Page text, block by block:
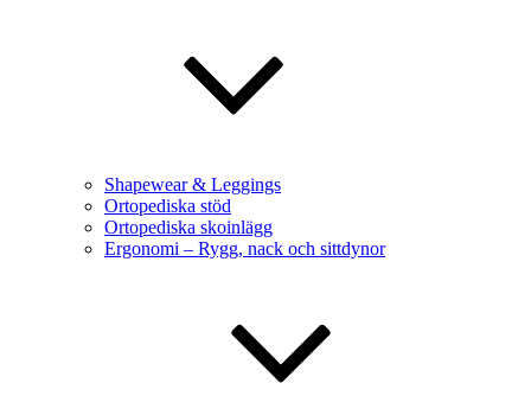
Shapewear & Leggings
Ortopediska stöd
Ortopediska skoinlägg
Ergonomi – Rygg, nack och sittdynor